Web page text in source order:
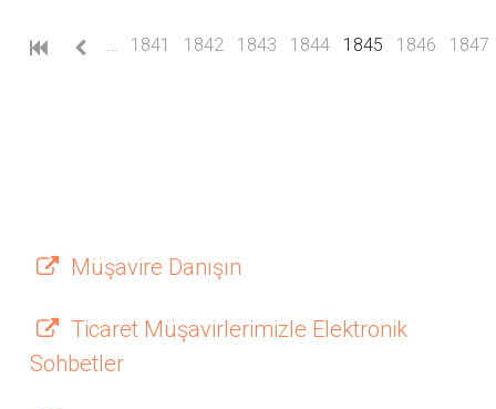
1841 1842 1843 1844 1845 (current)
1846 1847
Müşavire Danışın
Ticaret Müşavirlerimizle Elektronik
Sohbetler